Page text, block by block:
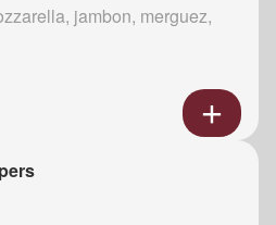
jambon, merguez,